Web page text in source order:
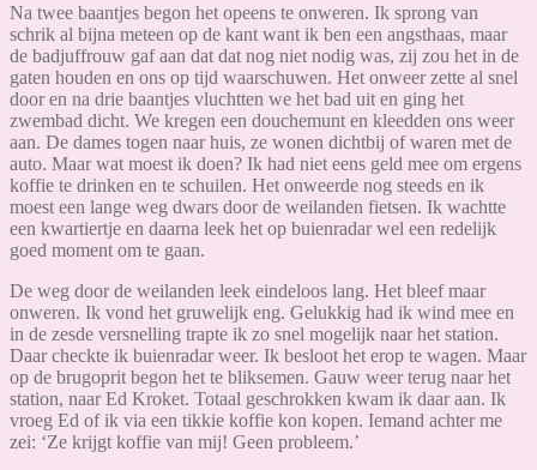
Na twee baantjes begon het opeens te onweren. Ik sprong van
schrik al bijna meteen op de kant want ik ben een angsthaas, maar
de badjuffrouw gaf aan dat dat nog niet nodig was, zij zou het in de
gaten houden en ons op tijd waarschuwen. Het onweer zette al snel
door en na drie baantjes vluchtten we het bad uit en ging het
zwembad dicht. We kregen een douchemunt en kleedden ons weer
aan. De dames togen naar huis, ze wonen dichtbij of waren met de
auto. Maar wat moest ik doen? Ik had niet eens geld mee om ergens
koffie te drinken en te schuilen. Het onweerde nog steeds en ik
moest een lange weg dwars door de weilanden fietsen. Ik wachtte
een kwartiertje en daarna leek het op buienradar wel een redelijk
goed moment om te gaan.
De weg door de weilanden leek eindeloos lang. Het bleef maar
onweren. Ik vond het gruwelijk eng. Gelukkig had ik wind mee en
in de zesde versnelling trapte ik zo snel mogelijk naar het station.
Daar checkte ik buienradar weer. Ik besloot het erop te wagen. Maar
op de brugoprit begon het te bliksemen. Gauw weer terug naar het
station, naar Ed Kroket. Totaal geschrokken kwam ik daar aan. Ik
vroeg Ed of ik via een tikkie koffie kon kopen. Iemand achter me
zei: ‘Ze krijgt koffie van mij! Geen probleem.’